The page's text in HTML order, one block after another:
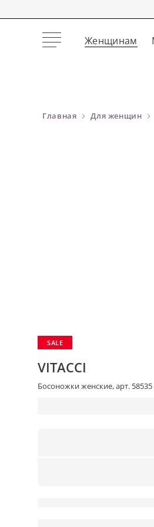
Женщинам
Главная Для женщин
SALE
VITACCI
Босоножки женские, арт. 58535